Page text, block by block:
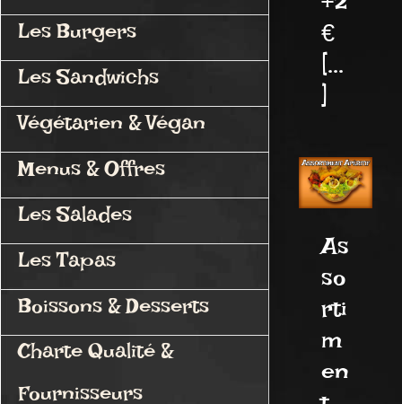
Les Burgers
Les Sandwichs
Végétarien & Végan
Menus & Offres
Les Salades
Les Tapas
Boissons & Desserts
Charte Qualité &
€
[...
]
As
so
rti
m
en